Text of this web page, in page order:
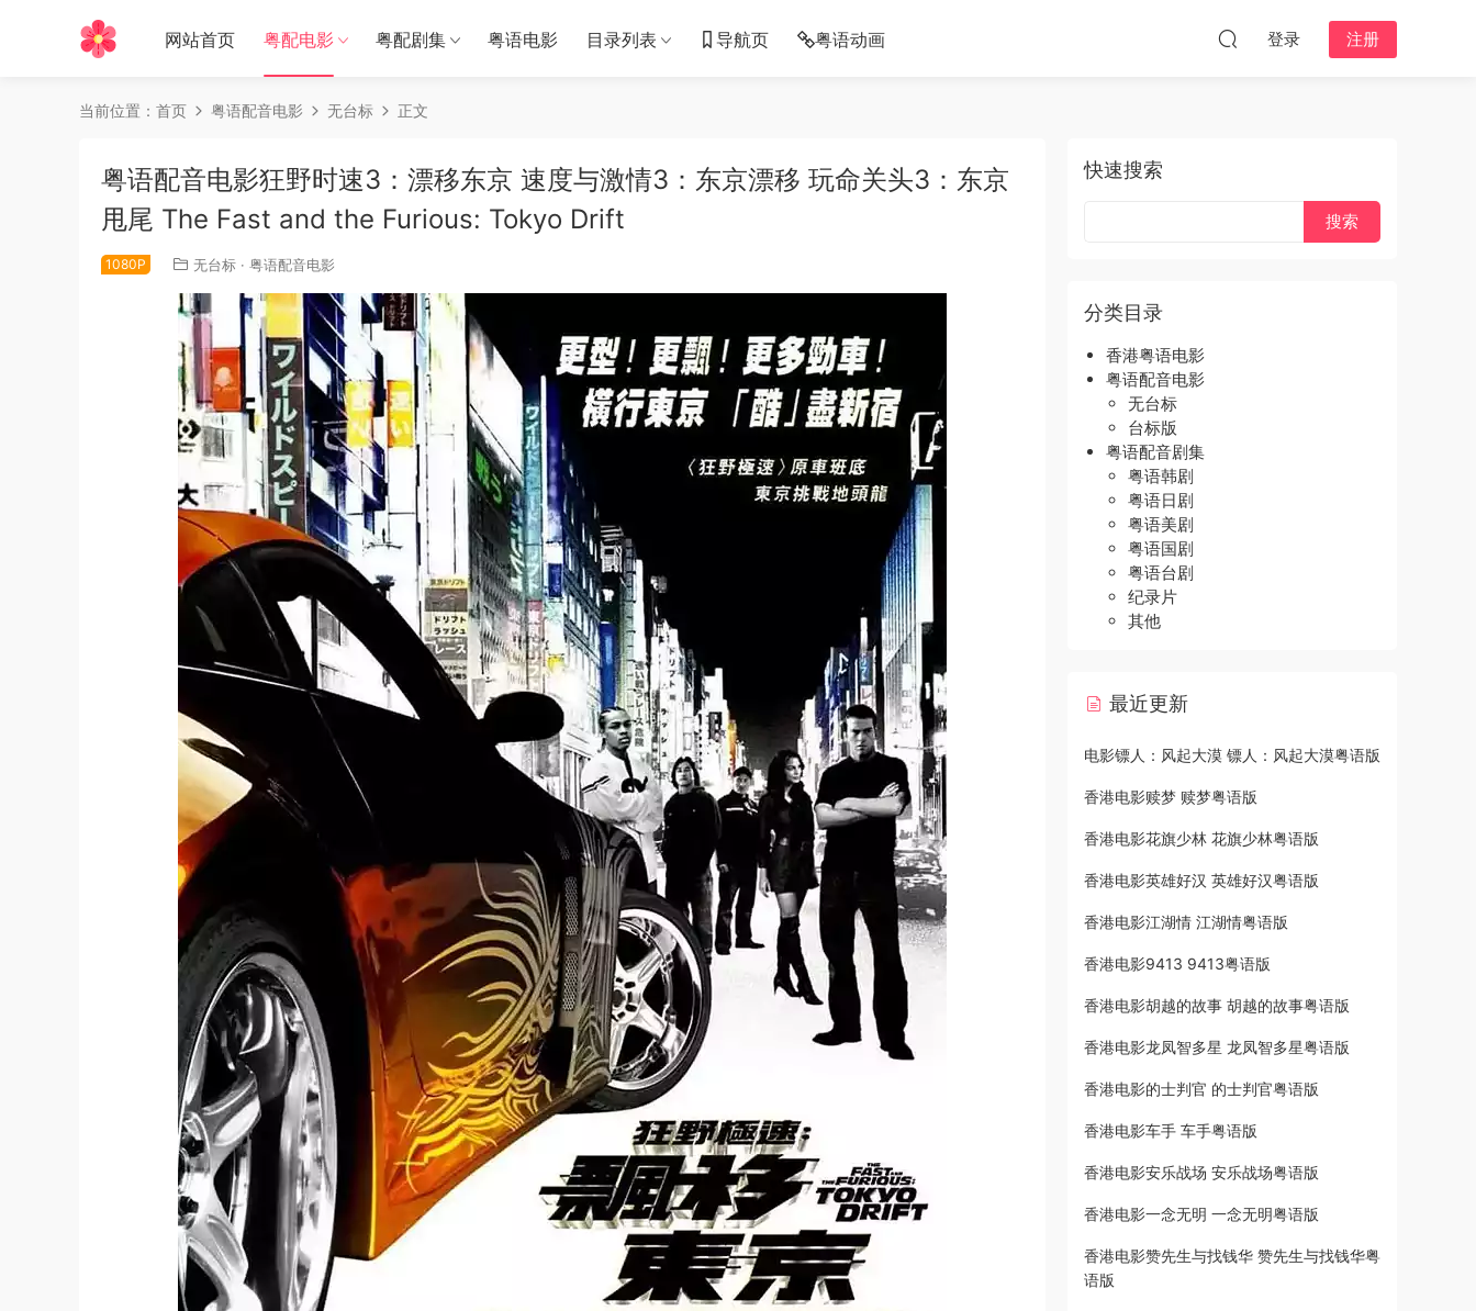
网站首页 粤配电影 粤配剧集 粤语电影 目录列表 导航页 粤语动画 登录 注册
当前位置： 首页 粤语配音电影 无台标 正文
粤语配音电影狂野时速3：漂移东京 速度与激情3：东京漂移 玩命关头3：东京
甩尾 The Fast and the Furious: Tokyo Drift
1080P 无台标 · 粤语配音电影
快速搜索
分类目录
香港粤语电影
粤语配音电影
无台标
台标版
粤语配音剧集
粤语韩剧
粤语日剧
粤语美剧
粤语国剧
粤语台剧
纪录片
其他
最近更新
电影镖人：风起大漠 镖人：风起大漠粤语版
香港电影赎梦 赎梦粤语版
香港电影花旗少林 花旗少林粤语版
香港电影英雄好汉 英雄好汉粤语版
香港电影江湖情 江湖情粤语版
香港电影9413 9413粤语版
香港电影胡越的故事 胡越的故事粤语版
香港电影龙凤智多星 龙凤智多星粤语版
香港电影的士判官 的士判官粤语版
香港电影车手 车手粤语版
香港电影安乐战场 安乐战场粤语版
香港电影一念无明 一念无明粤语版
香港电影赞先生与找钱华 赞先生与找钱华粤
语版